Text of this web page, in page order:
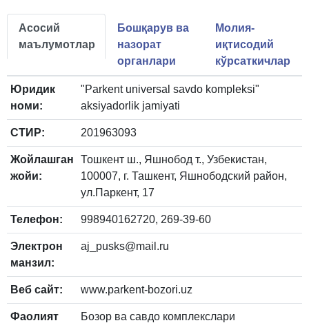
Асосий
маълумотлар
Бошқарув ва
назорат
органлари
Молия-
иқтисодий
кўрсаткичлар
Юридик
номи:
"Parkent universal savdo kompleksi"
aksiyadorlik jamiyati
СТИР: 201963093
Жойлашган
жойи:
Тошкент ш., Яшнобод т., Узбекистан,
100007, г. Ташкент, Яшнободский район,
ул.Паркент, 17
Телефон: 998940162720, 269-39-60
Электрон
манзил:
aj_pusks@mail.ru
Веб сайт: www.parkent-bozori.uz
Фаолият
Бозор ва савдо комплекслари